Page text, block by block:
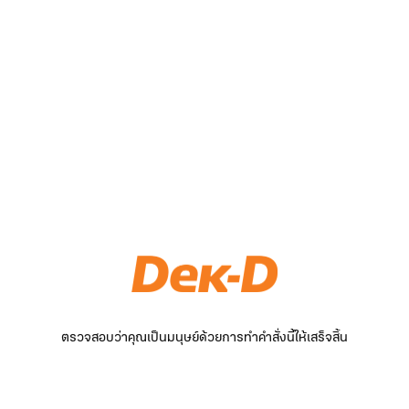
ตรวจสอบว่าคุณเป็นมนุษย์ด้วยการทำคำสั่งนี้ให้เสร็จสิ้น